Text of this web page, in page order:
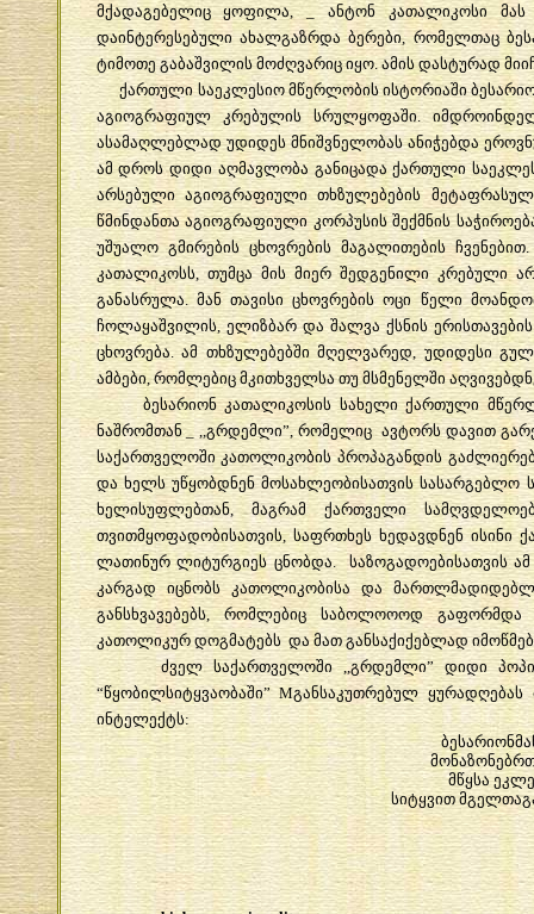
მქადაგებელიც
ყოფილა , _ანტონ კათალიკოსი
მას
დაინტერესებული ახალგაზრდა ბერები, რომელთაც
ტიმოთე გაბაშვილის მოძღვარიც იყო. ამის დასტურად
ქართული საეკლესიო მწერლობის ისტორიაში
აგიოგრაფიულ
კრებულის სრულყოფაში.
ასამაღლებლად უდიდეს მნიშვნელობას ანიჭებდა
ამ დროს დიდი აღმავლობა განიცადა ქართული
არსებული აგიოგრაფიული თხზულებების
წმინდანთა აგიოგრაფიული კორპუსის შექმნის
უშუალო გმირების ცხოვრების მაგალითების ჩვენებით
კათალიკოსს,თუმცა მის მიერ შედგენილი კრებული
განასრულა. მან თავისი ცხოვრების ოცი წელი
ჩოლაყაშვილის, ელიზბარ და შალვა ქსნის ერისთავების
ცხოვრება.ამ თხზულებებში მღელვარედ,უდიდესი
ამბები,რომლებიც მკითხველსა თუ მსმენელში
ბესარიონ კათალიკოსის სახელი ქართული
ნაშრომთან_ ,,გრდემლი”,რომელიც ავტორს დავით
საქართველოში კათოლიკობის პროპაგანდის
და ხელს უწყობდნენ მოსახლეობისათვის სასარგებლო
ხელისუფლებთან,მაგრამ ქართველი
თვითმყოფადობისათვის,საფრთხეს ხედავდნენ ისინი
ლათინურ ლიტურგიეს ცნობდა .საზოგადოებისათვის ამ
კარგად იცნობს კათოლიკობისა და
განსხვავებებს,რომლებიც საბოლოოოდ
გაფორმდა
კათოლიკურ დოგმატებს და მათ განსაქიქებლად
ძველ
საქართველოში,,გრდემლი”დიდი
“წყობილსიტყვაობაში” Mგანსაკუთრებულ ყურადღებას
ინტელექტს:
მწყსა
სიტყვით